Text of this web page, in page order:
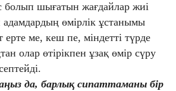
болып шығатын жағдайлар жиі
адамдардың өмірлік ұстанымы
ме, кеш пе, міндетті түрде
олар өтірікпен ұзақ өмір сүру
да, барлық сипаттаманы бір